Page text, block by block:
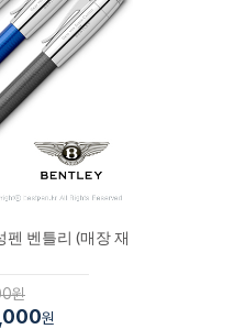
벤틀리 (매장 재
원
원